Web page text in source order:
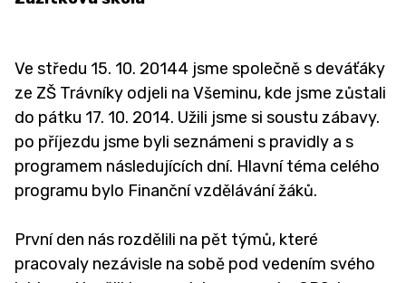
Ve středu 15. 10. 20144 jsme společně s deváťáky
ze ZŠ Trávníky odjeli na Všeminu, kde jsme zůstali
do pátku 17. 10. 2014. Užili jsme si soustu zábavy.
po příjezdu jsme byli seznámeni s pravidly a s
programem následujících dní. Hlavní téma celého
programu bylo Finanční vzdělávání žáků.
První den nás rozdělili na pět týmů, které
pracovaly nezávisle na sobě pod vedením svého